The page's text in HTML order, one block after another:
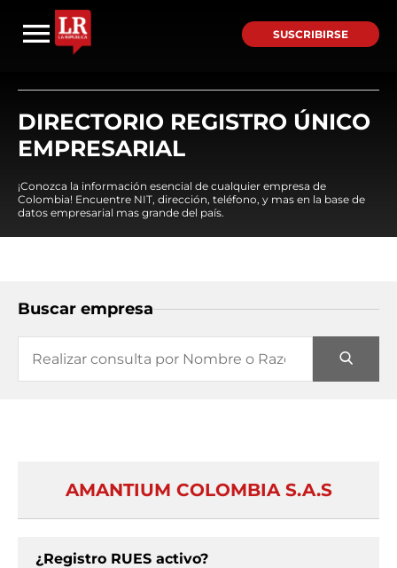
SUSCRIBIRSE
DIRECTORIO REGISTRO ÚNICO
EMPRESARIAL
¡Conozca la información esencial de cualquier empresa de
Colombia! Encuentre NIT, dirección, teléfono, y mas en la base de
datos empresarial mas grande del país.
Buscar empresa
AMANTIUM COLOMBIA S.A.S
¿Registro RUES activo?